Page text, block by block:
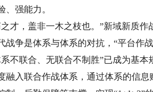
、强能力。
，盖非一木之枝也。”新域新质作
战争是体系与体系的对抗，“平台作
系不联合、无联合不制胜”已成为基
融入联合作战体系，通过体系的信